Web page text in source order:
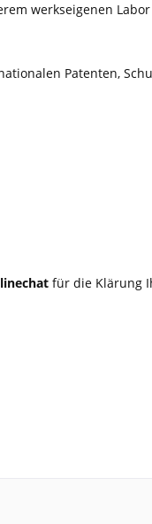
werkseigenen Labor
Patenten,
für die Klärung